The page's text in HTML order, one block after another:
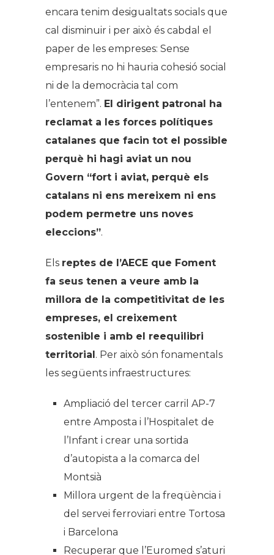
encara tenim desigualtats socials que
cal disminuir i per això és cabdal el
paper de les empreses: Sense
empresaris no hi hauria cohesió social
ni de la democràcia tal com
l’entenem”. El dirigent patronal ha
reclamat a les forces polítiques
catalanes que facin tot el possible
perquè hi hagi aviat un nou
Govern “fort i aviat, perquè els
catalans ni ens mereixem ni ens
podem permetre uns noves
eleccions”.
Els reptes de l’AECE que Foment
fa seus tenen a veure amb la
millora de la competitivitat de les
empreses, el creixement
sostenible i amb el reequilibri
territorial. Per això són fonamentals
les següents infraestructures:
Ampliació del tercer carril AP-7
entre Amposta i l’Hospitalet de
l’Infant i crear una sortida
d’autopista a la comarca del
Montsià
Millora urgent de la freqüència i
del servei ferroviari entre Tortosa
i Barcelona
Recuperar que l’Euromed s’aturi